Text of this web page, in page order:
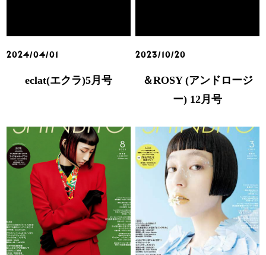
2024/04/01
eclat(エクラ)5月号
2023/10/20
＆ROSY (アンドロージ
ー) 12月号